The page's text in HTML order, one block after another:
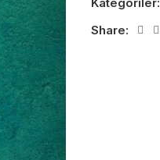
Share: